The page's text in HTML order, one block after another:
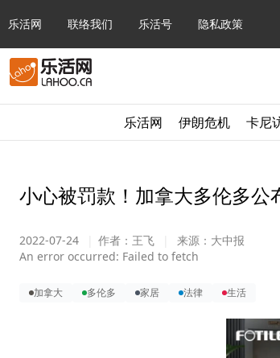
乐活网 联络我们 乐活号 隐私政策
乐活网 伊朗危机 卡尼
小心被罚款！加拿大多伦多公
2022-07-24 作者： 王飞 来源： 大中报
An error occurred: Failed to fetch
加拿大 多伦多 家居 法律 生活